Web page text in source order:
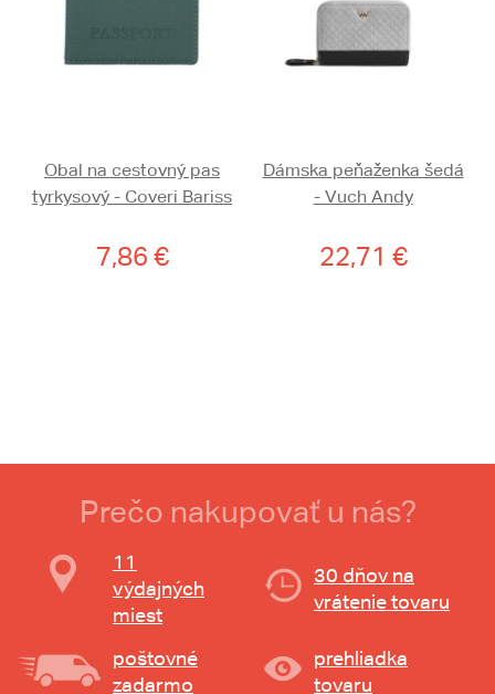
Obal na cestovný pas
tyrkysový - Coveri Bariss
7,86 €
Dámska peňaženka šedá
- Vuch Andy
22,71 €
Prečo nakupovať u nás?
11
výdajných
miest
30 dňov na
vrátenie tovaru
poštovné
zadarmo
prehliadka
tovaru